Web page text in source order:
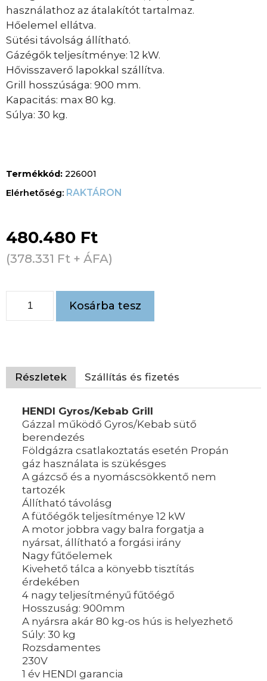
használathoz az átalakítót tartalmaz.
Hőelemel ellátva.
Sütési távolság állítható.
Gázégők teljesítménye: 12 kW.
Hővisszaverő lapokkal szállítva.
Grill hosszúsága: 900 mm.
Kapacitás: max 80 kg.
Súlya: 30 kg.
Termékkód: 226001
RAKTÁRON
480.480 Ft
(378.331 Ft + ÁFA)
Kosárba tesz
Részletek Szállítás és fizetés
HENDI Gyros/Kebab Grill
Gázzal működő Gyros/Kebab sütő
berendezés
Földgázra csatlakoztatás esetén Propán
gáz használata is szükésges
A gázcső és a nyomáscsökkentő nem
tartozék
Állítható távolásg
A fütőégők teljesítménye 12 kW
A motor jobbra vagy balra forgatja a
nyársat, állítható a forgási irány
Nagy fűtőelemek
Kivehető tálca a könyebb tisztítás
érdekében
4 nagy teljesítményű fűtőégő
Hosszuság: 900mm
A nyársra akár 80 kg-os hús is helyezhető
Súly: 30 kg
Rozsdamentes
230V
1 év HENDI garancia